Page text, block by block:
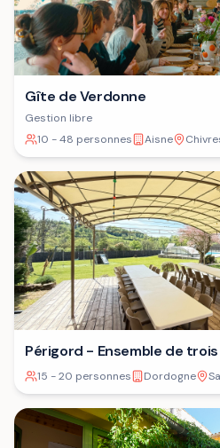
Gîte de Verdonne
Gestion libre
10 - 48 personnes
Aisne
Périgord - Ensemble de
personnes⁷
15 - 20 personnes Dordogne